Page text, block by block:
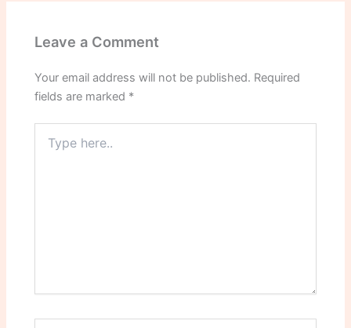
Leave a Comment
Your email address will not be published. Required
fields are marked *
here..